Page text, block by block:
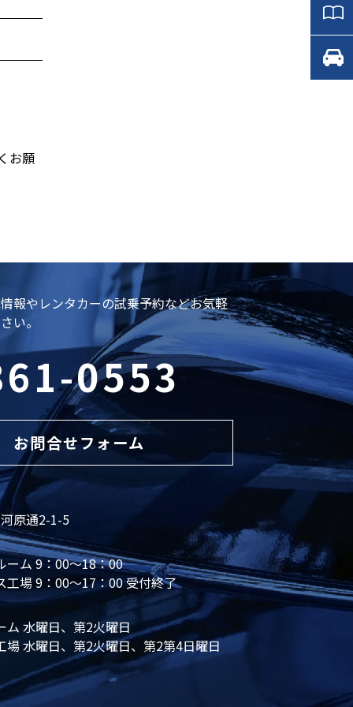
お願
報やレンタカーの試乗予約などお気軽
い。
0553
お問合せフォーム
原通2-1-5
ーム 9：00～18：00
工場 9：00～17：00 受付終了
ム 水曜日、第2火曜日
場 水曜日、第2火曜日、第2第4日曜日